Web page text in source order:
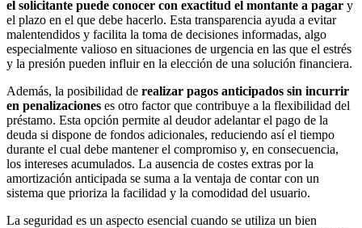
el solicitante puede conocer con exactitud el montante a pagar y
el plazo en el que debe hacerlo. Esta transparencia ayuda a evitar
malentendidos y facilita la toma de decisiones informadas, algo
especialmente valioso en situaciones de urgencia en las que el estrés
y la presión pueden influir en la elección de una solución financiera.
Además, la posibilidad de realizar pagos anticipados sin incurrir
en penalizaciones es otro factor que contribuye a la flexibilidad del
préstamo. Esta opción permite al deudor adelantar el pago de la
deuda si dispone de fondos adicionales, reduciendo así el tiempo
durante el cual debe mantener el compromiso y, en consecuencia,
los intereses acumulados. La ausencia de costes extras por la
amortización anticipada se suma a la ventaja de contar con un
sistema que prioriza la facilidad y la comodidad del usuario.
La seguridad es un aspecto esencial cuando se utiliza un bien